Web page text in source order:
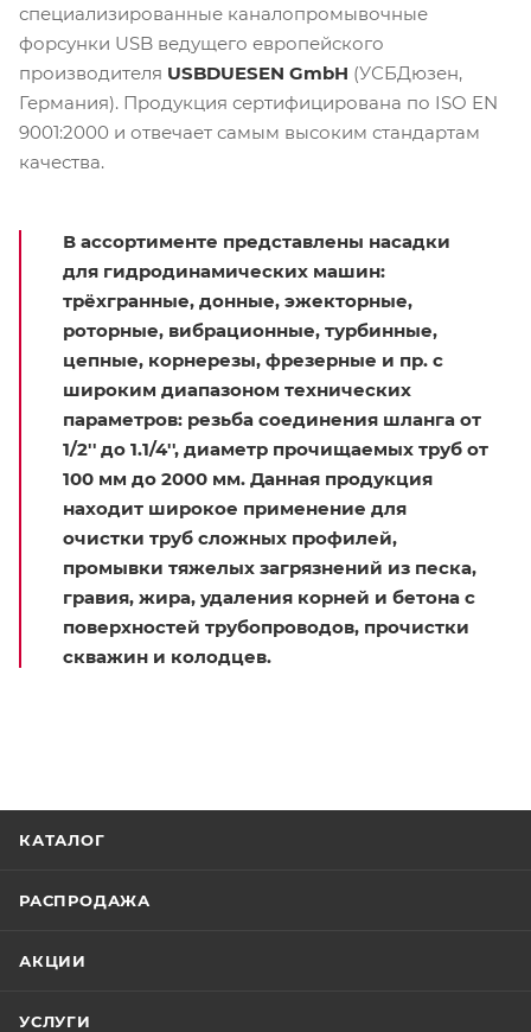
специализированные каналопромывочные
форсунки USB ведущего европейского
производителя USBDUESEN GmbH (УСБДюзен,
Германия). Продукция сертифицирована по ISO EN
9001:2000 и отвечает самым высоким стандартам
качества.
В ассортименте представлены насадки
для гидродинамических машин:
трёхгранные, донные, эжекторные,
роторные, вибрационные, турбинные,
цепные, корнерезы, фрезерные и пр. с
широким диапазоном технических
параметров: резьба соединения шланга от
1/2'' до 1.1/4'', диаметр прочищаемых труб от
100 мм до 2000 мм. Данная продукция
находит широкое применение для
очистки труб сложных профилей,
промывки тяжелых загрязнений из песка,
гравия, жира, удаления корней и бетона с
поверхностей трубопроводов, прочистки
скважин и колодцев.
КАТАЛОГ
РАСПРОДАЖА
АКЦИИ
УСЛУГИ